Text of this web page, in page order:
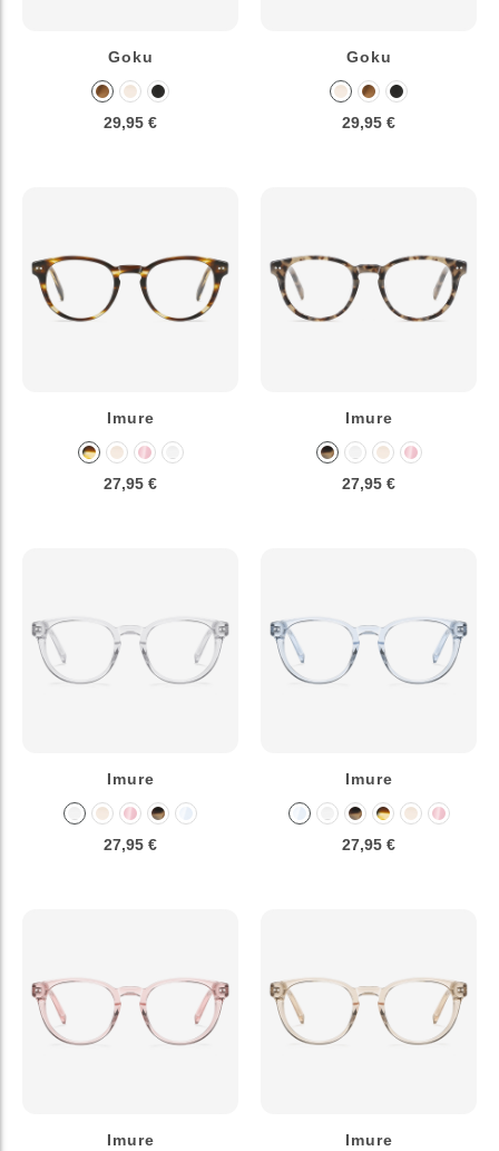
Goku
29,95 €
Goku
29,95 €
Imure
27,95 €
Imure
27,95 €
Imure
27,95 €
Imure
27,95 €
Imure Imure